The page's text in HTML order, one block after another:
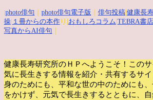
photo俳句 photo俳句電子版 俳句投稿 健康長
操 １冊からの本作 り| おもしろコラム TEBRA書店
写真からAI俳句
健康長寿研究所のＨＰへようこそ！この
気に長生きする情報を紹介・共有するサイ
身のためにも、平和な世の中のためにも
をかけず、元気で長生きするとともに、